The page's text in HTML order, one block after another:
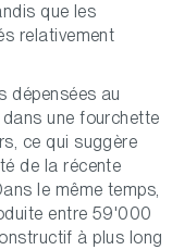
que les
relativement
dépensées au
une fourchette
ce qui suggère
de la récente
le même temps,
entre 59'000
à plus long